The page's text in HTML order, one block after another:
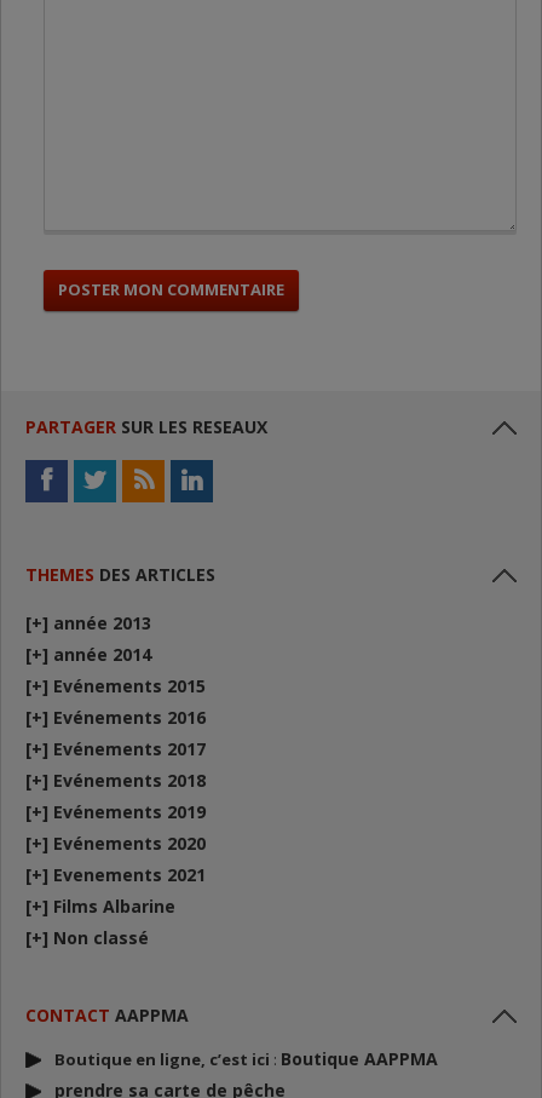
PARTAGER SUR LES RESEAUX
THEMES DES ARTICLES
[+] année 2013
[+] année 2014
[+] Evénements 2015
[+] Evénements 2016
[+] Evénements 2017
[+] Evénements 2018
[+] Evénements 2019
[+] Evénements 2020
[+] Evenements 2021
[+] Films Albarine
[+] Non classé
CONTACT AAPPMA
Boutique en ligne, c’est ici : Boutique AAPPMA
prendre sa carte de pêche